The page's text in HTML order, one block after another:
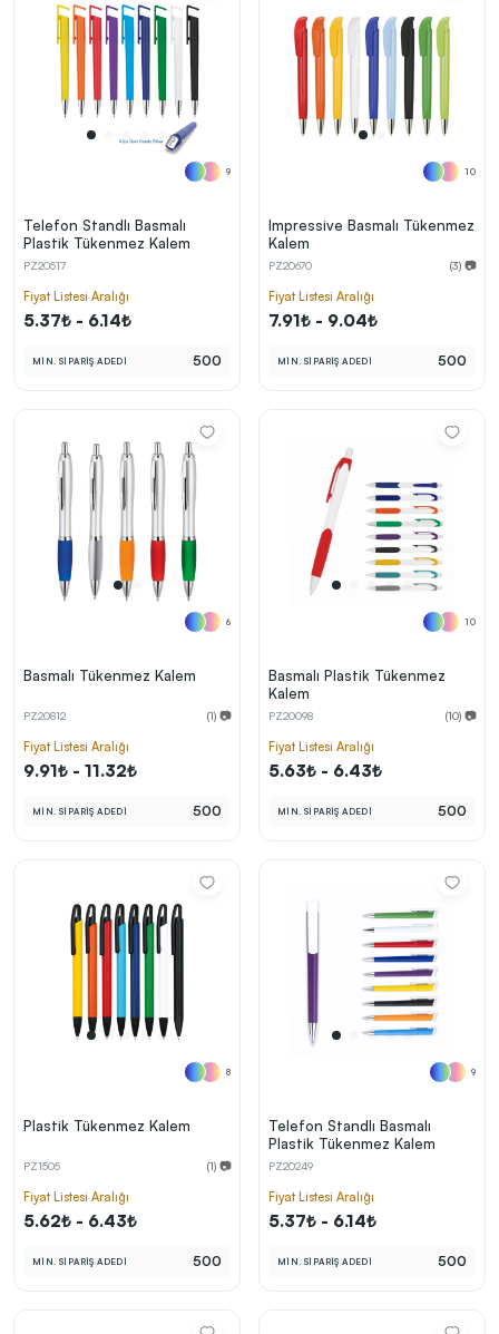
9
Telefon Standlı Basmalı
Plastik Tükenmez Kalem
PZ20517
Fiyat Listesi Aralığı
5.37₺ - 6.14₺
MİN. SİPARİŞ ADEDİ 500
10
Impressive Basmalı Tükenmez
Kalem
PZ20670 (3) 📷
Fiyat Listesi Aralığı
7.91₺ - 9.04₺
MİN. SİPARİŞ ADEDİ 500
6
Basmalı Tükenmez Kalem
PZ20812 (1) 📷
Fiyat Listesi Aralığı
9.91₺ - 11.32₺
MİN. SİPARİŞ ADEDİ 500
10
Basmalı Plastik Tükenmez
Kalem
PZ20098 (10) 📷
Fiyat Listesi Aralığı
5.63₺ - 6.43₺
MİN. SİPARİŞ ADEDİ 500
8
Plastik Tükenmez Kalem
PZ1505 (1) 📷
Fiyat Listesi Aralığı
5.62₺ - 6.43₺
MİN. SİPARİŞ ADEDİ 500
9
Telefon Standlı Basmalı
Plastik Tükenmez Kalem
PZ20249
Fiyat Listesi Aralığı
5.37₺ - 6.14₺
MİN. SİPARİŞ ADEDİ 500